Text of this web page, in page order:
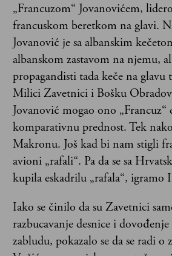
„Francuzom“ Jovanovićem,
francuskom beretkom na glavi.
Jovanović je sa albanskim
albanskom zastavom na njemu,
propagandisti tada keče na
Milici Zavetnici i Bošku
Jovanović mogao ono
komparativnu prednost. Tek
Makronu. Još kad bi nam stigli
avioni „rafali“. Pa da se sa
kupila eskadrilu „rafala“, igramo
Iako se činilo da su Zavetnici
razbucavanje desnice i
zabludu, pokazalo se da se radi o